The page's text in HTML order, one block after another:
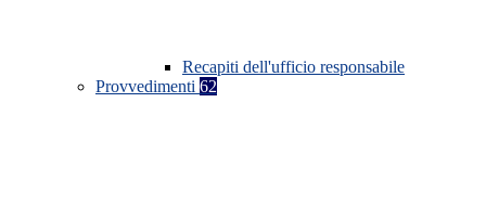
Recapiti dell'ufficio responsabile
Provvedimenti 62